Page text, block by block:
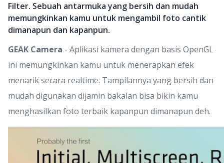
Filter. Sebuah antarmuka yang bersih dan mudah
memungkinkan kamu untuk mengambil foto cantik
dimanapun dan kapanpun.
GEAK Camera - Aplikasi kamera dengan basis OpenGL
ini memungkinkan kamu untuk menerapkan efek
menarik secara realtime. Tampilannya yang bersih dan
mudah digunakan dijamin bakalan bisa bikin kamu
menghasilkan foto terbaik kapanpun dimanapun deh.